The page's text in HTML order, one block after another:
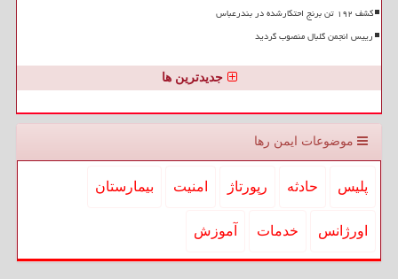
کشف ۱۹۲ تن برنج احتکارشده در بندرعباس
رییس انجمن گلبال منصوب گردید
جدیدترین ها
موضوعات ایمن رها
پلیس حادثه رپورتاژ امنیت بیمارستان
اورژانس خدمات آموزش